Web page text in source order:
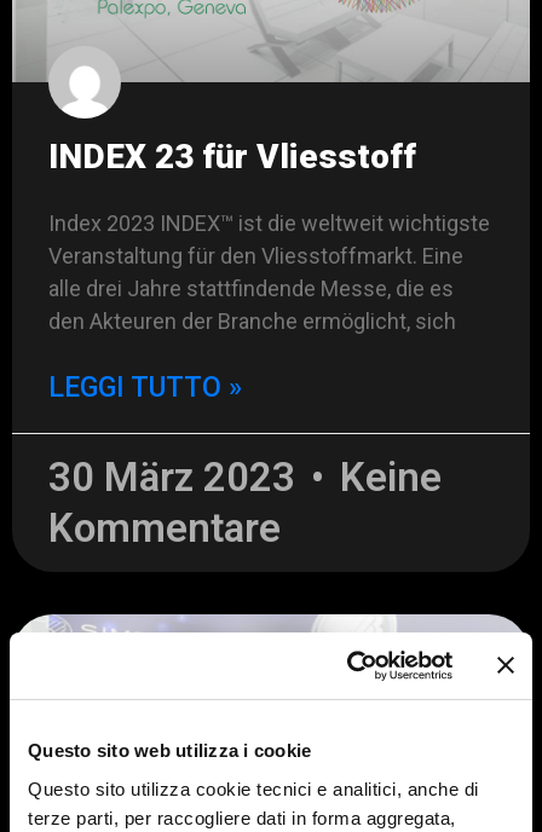
Questo sito web utilizza i cookie
Questo sito utilizza cookie tecnici e analitici, anche di
terze parti, per raccogliere dati in forma aggregata,
INDEX 23 für Vliesstoff
Index 2023 INDEX™ ist die weltweit wichtigste
Veranstaltung für den Vliesstoffmarkt. Eine
alle drei Jahre stattfindende Messe, die es
den Akteuren der Branche ermöglicht, sich
LEGGI TUTTO »
30 März 2023
Keine
Kommentare
AUSSTELLUNGEN UND VERANSTALTUNGEN